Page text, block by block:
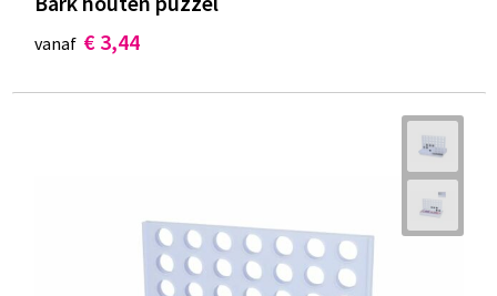
vanaf € 3,44